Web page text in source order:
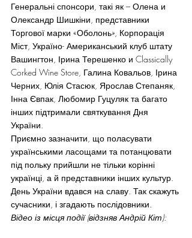
Генеральні спонсори, такі як – Олена и
Олександр Шишкіни, представники
Торгової марки «Оболонь», Корпорація
Міст, Україно- Американський клуб штату
Вашингтон, Ірина Терешенко и Classically
Corked Wine Store, Галина Ковальов, Ірина
Черних, Юлія Стасюк, Ярослав Степаняк,
Інна Євпак, Любомир Гуцуляк та багато
інших підтримали святкування Дня
України.
Приємно зазначити, що поласувати
українськими ласощами та потанцювати
під польку прийшли не тільки корінні
українці, а й представники інших культур.
День України вдався на славу. Так скажуть
сучасники, і згадають послідовники.
Відео із місця події (відзняв Андрій Кіт):